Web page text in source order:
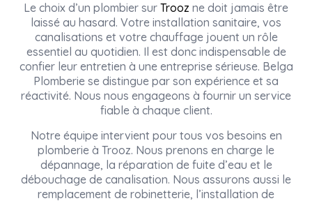
Le choix d’un plombier sur Trooz ne doit jamais être
laissé au hasard. Votre installation sanitaire, vos
canalisations et votre chauffage jouent un rôle
essentiel au quotidien. Il est donc indispensable de
confier leur entretien à une entreprise sérieuse. Belga
Plomberie se distingue par son expérience et sa
réactivité. Nous nous engageons à fournir un service
fiable à chaque client.
Notre équipe intervient pour tous vos besoins en
plomberie à Trooz. Nous prenons en charge le
dépannage, la réparation de fuite d’eau et le
débouchage de canalisation. Nous assurons aussi le
remplacement de robinetterie, l’installation de